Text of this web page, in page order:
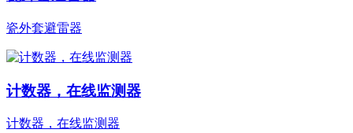
瓷外套避雷器
计数器，在线监测器
计数器，在线监测器